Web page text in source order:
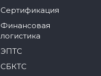
Сертификация
Финансовая
логистика
ЭПТС
СБКТС